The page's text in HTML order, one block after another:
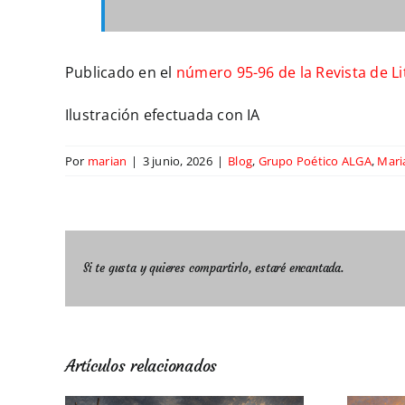
Publicado en el número 95-96 de la Revista de
Ilustración efectuada con IA
Por marian | 3 junio, 2026 | Blog, Grupo Poético ALGA,
Si te gusta y quieres compartirlo, estaré encantada.
Artículos relacionados